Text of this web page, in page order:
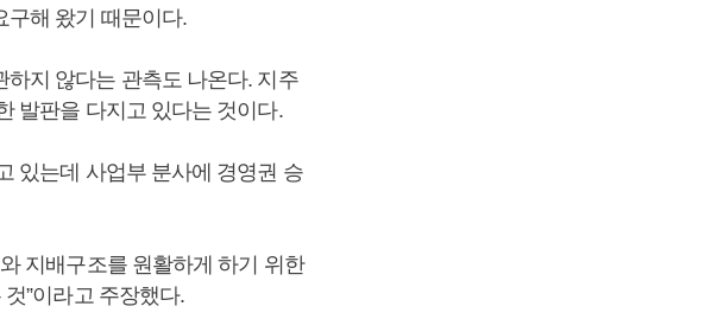
구해 왔기 때문이다.
지 않다는 관측도 나온다. 지주
발판을 다지고 있다는 것이다.
있는데 사업부 분사에 경영권 승
지배구조를 원활하게 하기 위한
”이라고 주장했다.